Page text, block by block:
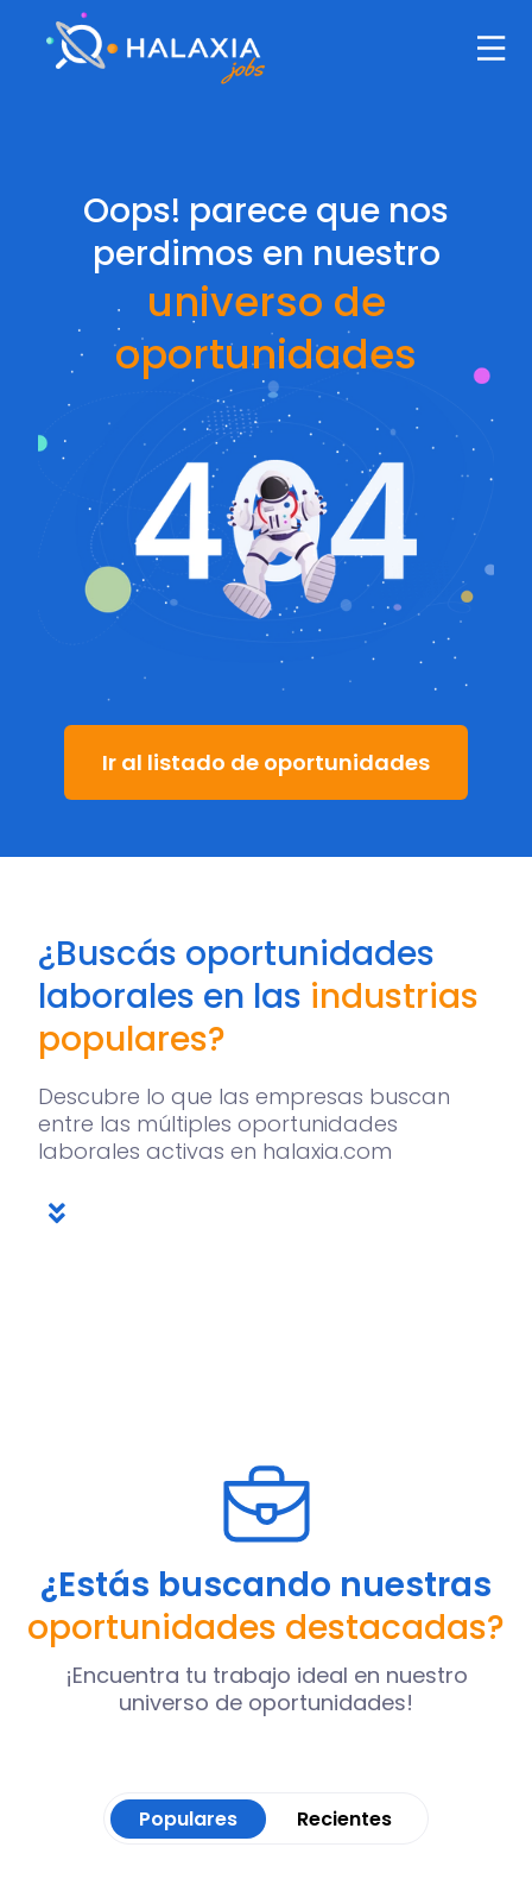
Oops! parece que nos
perdimos en nuestro
universo de
oportunidades
Ir al listado de oportunidades
¿Buscás oportunidades
laborales en las industrias
populares?
Descubre lo que las empresas buscan
entre las múltiples oportunidades
laborales activas en halaxia.com
¿Estás buscando nuestras
oportunidades destacadas?
¡Encuentra tu trabajo ideal en nuestro
universo de oportunidades!
Populares Recientes